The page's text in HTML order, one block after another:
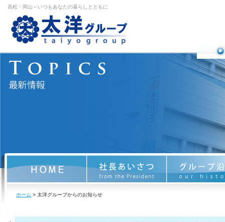
高松・岡山～いつもあなたの暮らしとともに
ホーム > 太洋グループからのお知らせ